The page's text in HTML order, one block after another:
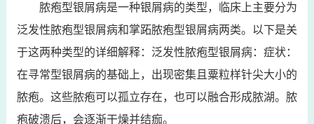
脓疱型银屑病是一种银屑病的类型，临床上主要分为
泛发性脓疱型银屑病和掌跖脓疱型银屑病两类。以下是关
于这两种类型的详细解释：泛发性脓疱型银屑病：症状：
在寻常型银屑病的基础上，出现密集且粟粒样针尖大小的
脓疱。这些脓疱可以孤立存在，也可以融合形成脓湖。脓
疱破溃后，会逐渐干燥并结痂。